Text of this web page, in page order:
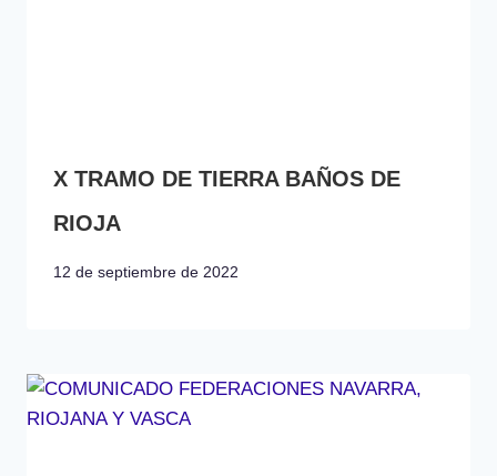
X TRAMO DE TIERRA BAÑOS DE
RIOJA
12 de septiembre de 2022